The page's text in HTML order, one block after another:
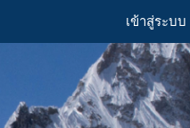
เข้าสู่ระบบ